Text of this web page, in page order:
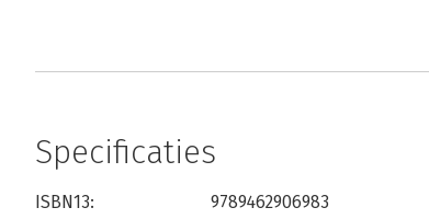
Specificaties
ISBN13:
9789462906983